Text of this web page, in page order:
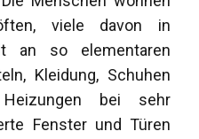
viele davon in
an so elementaren
Kleidung, Schuhen
bei sehr
Fenster und Türen